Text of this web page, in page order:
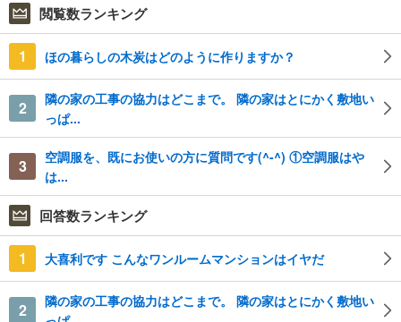
閲覧数ランキング
1 ほの暮らしの木炭はどのように作りますか？
2
隣の家の工事の協力はどこまで。 隣の家はとにかく敷地い
っぱ...
3
空調服を、既にお使いの方に質問です(^-^) ①空調服はや
は...
回答数ランキング
1 大喜利です こんなワンルームマンションはイヤだ
2
隣の家の工事の協力はどこまで。 隣の家はとにかく敷地い